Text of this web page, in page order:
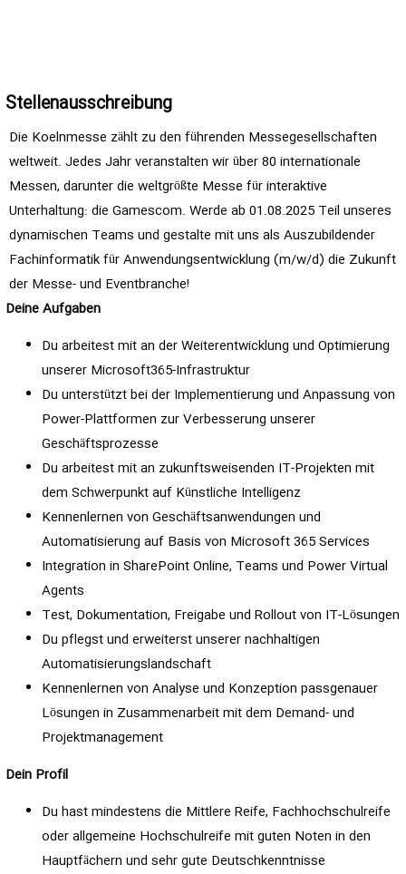
Stellenausschreibung
Die Koelnmesse zählt zu den führenden Messegesellschaften
weltweit. Jedes Jahr veranstalten wir über 80 internationale
Messen, darunter die weltgrößte Messe für interaktive
Unterhaltung: die Gamescom. Werde ab 01.08.2025 Teil unseres
dynamischen Teams und gestalte mit uns als Auszubildender
Fachinformatik für Anwendungsentwicklung (m/w/d) die Zukunft
der Messe- und Eventbranche!
Deine Aufgaben
Du arbeitest mit an der Weiterentwicklung und Optimierung
unserer Microsoft365-Infrastruktur
Du unterstützt bei der Implementierung und Anpassung von
Power-Plattformen zur Verbesserung unserer
Geschäftsprozesse
Du arbeitest mit an zukunftsweisenden IT-Projekten mit
dem Schwerpunkt auf Künstliche Intelligenz
Kennenlernen von Geschäftsanwendungen und
Automatisierung auf Basis von Microsoft 365 Services
Integration in SharePoint Online, Teams und Power Virtual
Agents
Test, Dokumentation, Freigabe und Rollout von IT-Lösungen
Du pflegst und erweiterst unserer nachhaltigen
Automatisierungslandschaft
Kennenlernen von Analyse und Konzeption passgenauer
Lösungen in Zusammenarbeit mit dem Demand- und
Projektmanagement
Dein Profil
Du hast mindestens die Mittlere Reife, Fachhochschulreife
oder allgemeine Hochschulreife mit guten Noten in den
Hauptfächern und sehr gute Deutschkenntnisse